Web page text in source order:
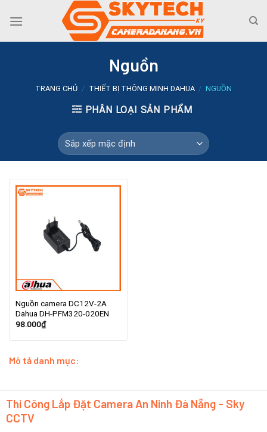
Nguồn
TRANG CHỦ / THIẾT BỊ THÔNG MINH DAHUA / NGUỒN
PHÂN LOẠI SẢN PHẨM
Nguồn camera DC12V-2A
Dahua DH-PFM320-020EN
98.000₫
Mô tả danh mục:
Thi Công Lắp Đặt Camera An Ninh Đà Nẵng - Sky
CCTV